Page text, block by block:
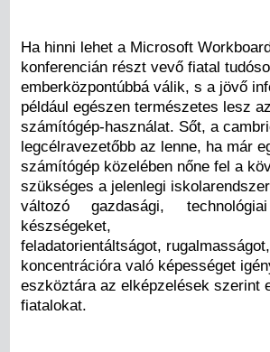
Ha hinni lehet a Microsoft
konferencián részt vevő fiatal
emberközpontúbbá válik, s a jövő
például egészen természetes lesz
számítógép-használat. Sőt, a
legcélravezetőbb az lenne, ha már
számítógép közelében nőne fel a
szükséges a jelenlegi
változó gazdasági,
készségeket,
feladatorientáltságot,
koncentrációra való képességet
eszköztára az elképzelések szerint
fiatalokat.